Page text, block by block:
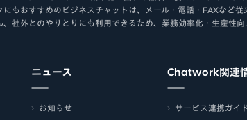
もおすすめのビジネスチャットは、メール・電話・FAXなど
社外とのやりとりにも利用できるため、業務効率化・生産性向
ニュース
お知らせ
Chatwork関連
サービス連携ガイド